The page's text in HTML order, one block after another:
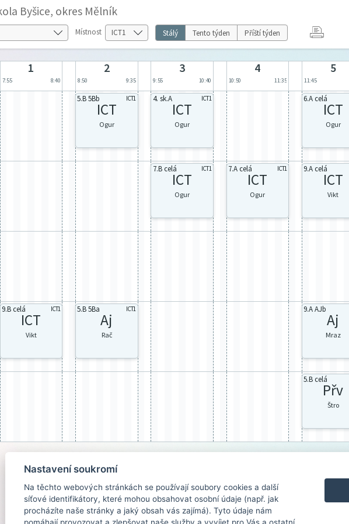
Byšice, okres Mělník
Místnost Stálý Tento týden Příští týden
1
7:55 8:40
2
8:50 9:35
3
9:55 10:40
4
10:50 11:35
5
11:45
5.B 5Bb ICT1
ICT
Ogur
4. sk.A ICT1
ICT
Ogur
6.A celá
ICT
Ogur
7.B celá ICT1
ICT
Ogur
7.A celá ICT1
ICT
Ogur
9.A celá
ICT
Vikt
9.B celá ICT1
ICT
Vikt
5.B 5Ba ICT1
Aj
Rač
9.A AJb
Aj
Mraz
5.B celá
Přv
Štro
Nastavení soukromí
Na těchto webových stránkách se používají soubory cookies a další
síťové identifikátory, které mohou obsahovat osobní údaje (např. jak
procházíte naše stránky a jaký obsah vás zajímá). Tyto údaje nám